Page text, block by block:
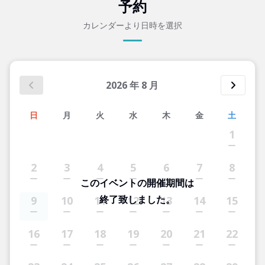
予約
カレンダーより日時を選択
2026年 8月
日 月 火 水 木 金 土
1
2 3 4 5 6 7 8
9 10 11 12 13 14 15
16 17 18 19 20 21 22
このイベントの開催期間は
終了致しました。